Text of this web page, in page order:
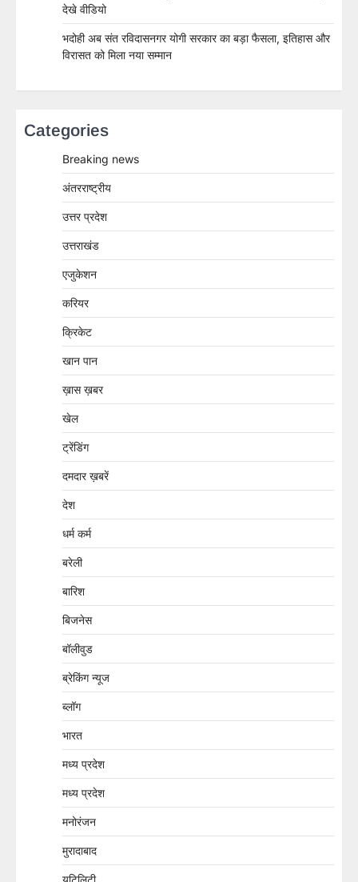
देखे वीडियो
भदोही अब संत रविदासनगर योगी सरकार का बड़ा फैसला, इतिहास और
विरासत को मिला नया सम्मान
Categories
Breaking news
अंतरराष्ट्रीय
उत्तर प्रदेश
उत्तराखंड
एजुकेशन
करियर
क्रिकेट
खान पान
ख़ास ख़बर
खेल
ट्रेंडिंग
दमदार ख़बरें
देश
धर्म कर्म
बरेली
बारिश
बिजनेस
बॉलीवुड
ब्रेकिंग न्यूज
ब्लॉग
भारत
मध्य प्रदेश
मध्य प्रदेश
मनोरंजन
मुरादाबाद
यूटिलिटी